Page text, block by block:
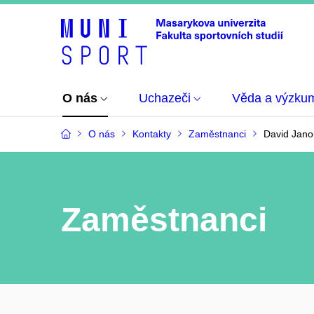
O nás Uchazeči Věda a
O nás Kontakty Zaměstnanci David
Zaměstnanci